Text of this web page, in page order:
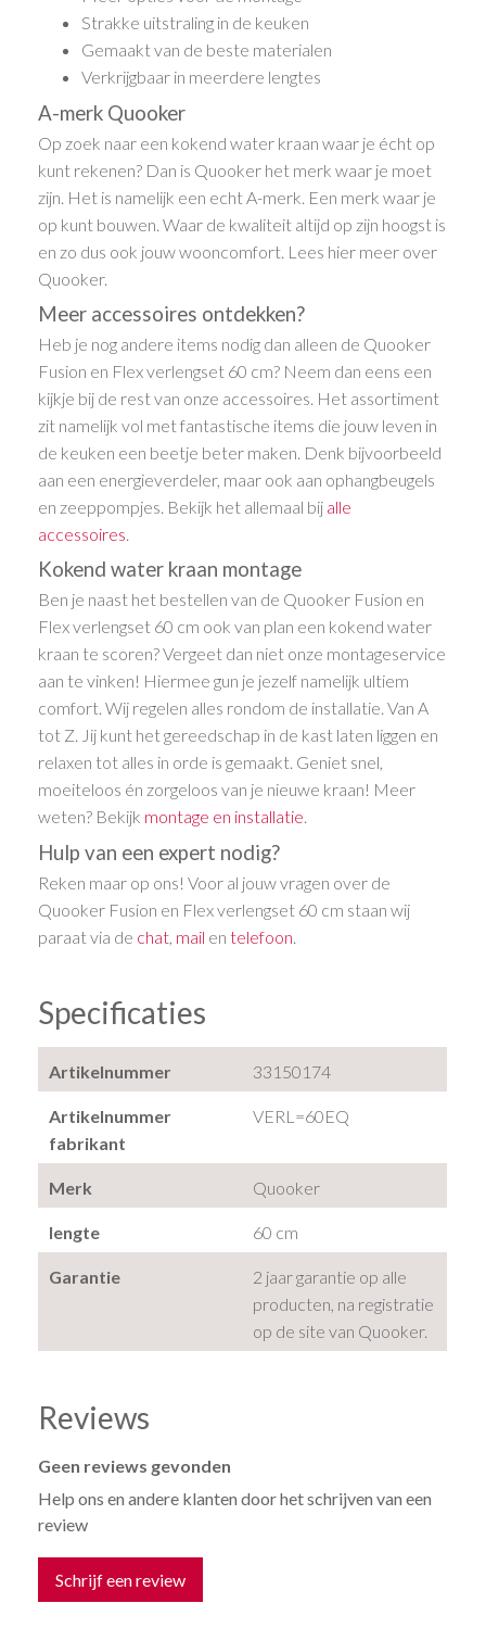
Strakke uitstraling in de keuken
Gemaakt van de beste materialen
Verkrijgbaar in meerdere lengtes
A-merk Quooker
Op zoek naar een kokend water kraan waar je écht op
kunt rekenen? Dan is Quooker het merk waar je moet
zijn. Het is namelijk een echt A-merk. Een merk waar je
op kunt bouwen. Waar de kwaliteit altijd op zijn hoogst is
en zo dus ook jouw wooncomfort. Lees hier meer over
Quooker.
Meer accessoires ontdekken?
Heb je nog andere items nodig dan alleen de Quooker
Fusion en Flex verlengset 60 cm? Neem dan eens een
kijkje bij de rest van onze accessoires. Het assortiment
zit namelijk vol met fantastische items die jouw leven in
de keuken een beetje beter maken. Denk bijvoorbeeld
aan een energieverdeler, maar ook aan ophangbeugels
en zeeppompjes. Bekijk het allemaal bij alle
accessoires.
Kokend water kraan montage
Ben je naast het bestellen van de Quooker Fusion en
Flex verlengset 60 cm ook van plan een kokend water
kraan te scoren? Vergeet dan niet onze montageservice
aan te vinken! Hiermee gun je jezelf namelijk ultiem
comfort. Wij regelen alles rondom de installatie. Van A
tot Z. Jij kunt het gereedschap in de kast laten liggen en
relaxen tot alles in orde is gemaakt. Geniet snel,
moeiteloos én zorgeloos van je nieuwe kraan! Meer
weten? Bekijk montage en installatie.
Hulp van een expert nodig?
Reken maar op ons! Voor al jouw vragen over de
Quooker Fusion en Flex verlengset 60 cm staan wij
paraat via de chat, mail entelefoon.
Specificaties
Artikelnummer 33150174
Artikelnummer
fabrikant
VERL=60EQ
Merk Quooker
lengte 60 cm
Garantie
2 jaar garantie op alle
producten, na registratie
op de site van Quooker.
Reviews
Geen reviews gevonden
Help ons en andere klanten door het schrijven van een
review
Schrijf een review